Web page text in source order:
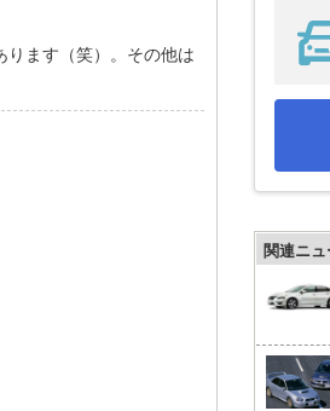
ります（笑）。その他は
関連ニュ